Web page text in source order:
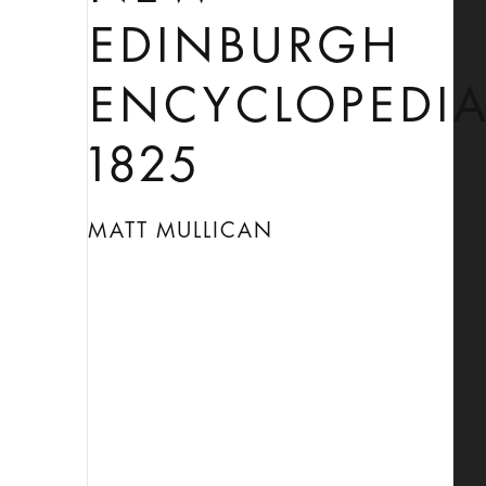
EDINBURGH
1825
MATT MULLICAN